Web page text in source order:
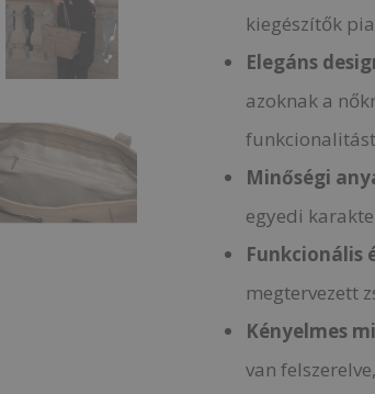
kiegészítők
Elegáns
azoknak a
Minőségi
egyedi
Funkcionális
megtervezett
Kényelmes
van